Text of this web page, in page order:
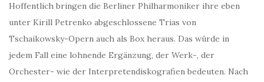
Hoffentlich bringen die Berliner Philharmoniker ihre eben
unter Kirill Petrenko abgeschlossene Trias von
Tschaikowsky-Opern auch als Box heraus. Das würde in
jedem Fall eine lohnende Ergänzung, der Werk-, der
Orchester- wie der Interpretendiskografien bedeuten. Nach